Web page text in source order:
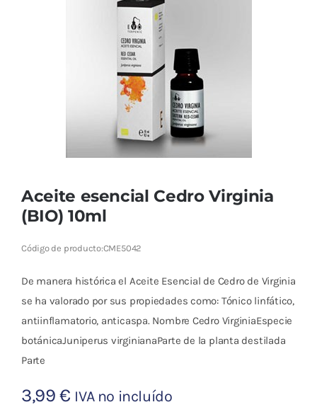
Terapias
Material
Material de
enseñanza
OFERTAS
Aceite esencial Cedro Virginia
(BIO) 10ml
Código de producto:CME5042
De manera histórica el Aceite Esencial de Cedro de Virginia
se ha valorado por sus propiedades como: Tónico linfático,
antiinflamatorio, anticaspa. Nombre Cedro VirginiaEspecie
botánicaJuniperus virginianaParte de la planta destilada
Parte
3,99€ IVA no incluído